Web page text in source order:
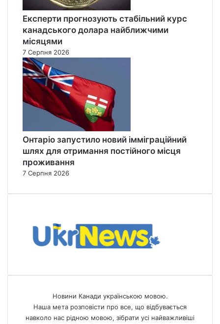
Експерти прогнозують стабільний курс
канадського долара найближчими
місяцями
7 Серпня 2026
Онтаріо запустило новий імміграційний
шлях для отримання постійного місця
проживання
7 Серпня 2026
Новини Канади українською мовою.
Наша мета розповісти про все, що відбувається
навколо нас рідною мовою, зібрати усі найважливіші